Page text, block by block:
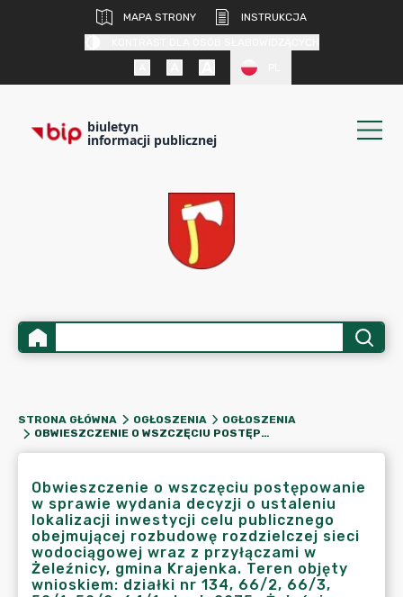
MAPA STRONY
INSTRUKCJA
biuletyn
informacji publicznej
STRONA GŁÓWNA OGŁOSZENIA
OGŁOSZENIA
OBWIESZCZENIE O WSZCZĘCIU POSTĘPOWANIE W SPRAWIE WYDANIA DECYZJI O USTALENIU LOKALIZACJI INWESTYCJI CELU PUBLICZNEGO OBEJMUJĄCEJ ROZBUDOWĘ ROZDZIELCZEJ SIECI WODOCIĄGOWEJ WRAZ Z PRZYŁĄCZAMI W ŻELEŹNICY, GMINA KRAJENKA. TEREN OBJĘTY WNIOSKIEM: DZIAŁKI NR 134, 66/2, 66/3, 50/1, 50/2, 64/1 OBRĘB 0075- ŻELEŹNICA. (ZNAK SPRAWY GOS.6733.9.2023)
Obwieszczenie o wszczęciu postępowanie
w sprawie wydania decyzji o ustaleniu
lokalizacji inwestycji celu publicznego
obejmującej rozbudowę rozdzielczej sieci
wodociągowej wraz z przyłączami w
Żeleźnicy, gmina Krajenka. Teren objęty
wnioskiem: działki nr 134, 66/2, 66/3,